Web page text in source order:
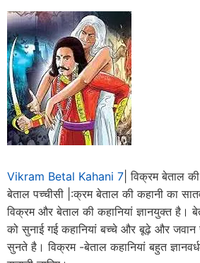
Vikram Betal Kahani 7 | विक्रम बेताल
बेताल पच्चीसी |:क्रम बेताल की कहानी का
विक्रम और बेताल की कहानियां ज्ञानयुक्त है।
को सुनाई गई कहानियां बच्चे और बूढ़े और
सुनते है। विक्रम -बेताल कहानियां बहुत